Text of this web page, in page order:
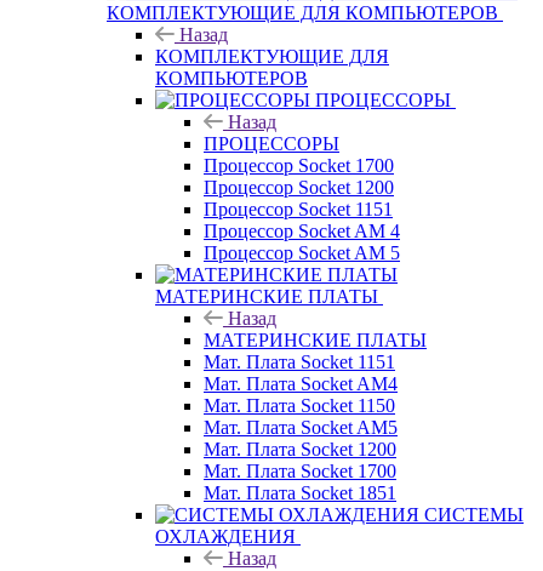
КОМПЛЕКТУЮЩИЕ ДЛЯ КОМПЬЮТЕРОВ
Назад
КОМПЛЕКТУЮЩИЕ ДЛЯ
КОМПЬЮТЕРОВ
ПРОЦЕССОРЫ
Назад
ПРОЦЕССОРЫ
Процессор Socket 1700
Процессор Socket 1200
Процессор Socket 1151
Процессор Socket AM 4
Процессор Socket AM 5
МАТЕРИНСКИЕ ПЛАТЫ
Назад
МАТЕРИНСКИЕ ПЛАТЫ
Мат. Плата Socket 1151
Мат. Плата Socket AM4
Мат. Плата Socket 1150
Мат. Плата Socket AM5
Мат. Плата Socket 1200
Мат. Плата Socket 1700
Мат. Плата Socket 1851
СИСТЕМЫ
ОХЛАЖДЕНИЯ
Назад